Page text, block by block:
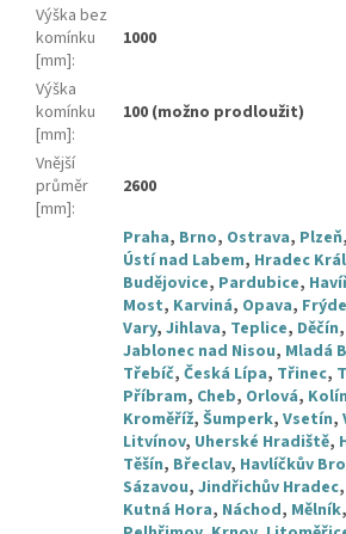
Výška bez
komínku
[mm]:
1000
Výška
komínku
[mm]:
100 (možno prodloužit)
Vnější
průměr
[mm]:
2600
Praha, Brno, Ostrava, Plzeň,
Ústí nad Labem, Hradec
Budějovice, Pardubice,
Most, Karviná, Opava,
Vary, Jihlava, Teplice, Děčín,
Jablonec nad Nisou, Mladá
Třebíč, Česká Lípa, Třinec,
Příbram, Cheb, Orlová, Kolín
Kroměříž, Šumperk, Vsetín,
Litvínov, Uherské Hradiště,
Těšín, Břeclav, Havlíčkův
Sázavou, Jindřichův Hradec,
Kutná Hora, Náchod, Mělník,